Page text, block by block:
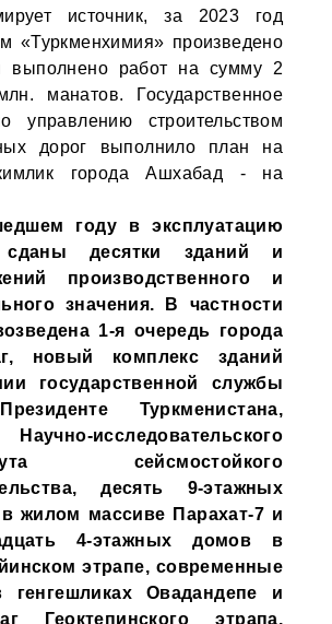
источник, за 2023 год
«Туркменхимия» произведено
выполнено работ на сумму 2
манатов. Государственное
управлению строительством
дорог выполнило план на
города Ашхабад - на
году в эксплуатацию
десятки зданий и
производственного и
значения. В частности
1-я очередь города
новый комплекс зданий
государственной службы
Туркменистана,
Научно-исследовательского
сейсмостойкого
десять 9-этажных
жилом массиве Парахат-7 и
4-этажных домов в
этрапе, современные
генгешликах Овадандепе и
Геоктепинского этрапа.